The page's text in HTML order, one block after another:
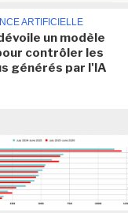
ARTIFICIELLE
un modèle
contrôler les
générés par l'IA